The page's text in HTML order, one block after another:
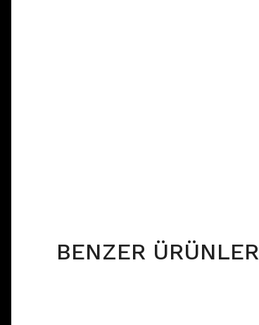
BENZER ÜRÜNLER